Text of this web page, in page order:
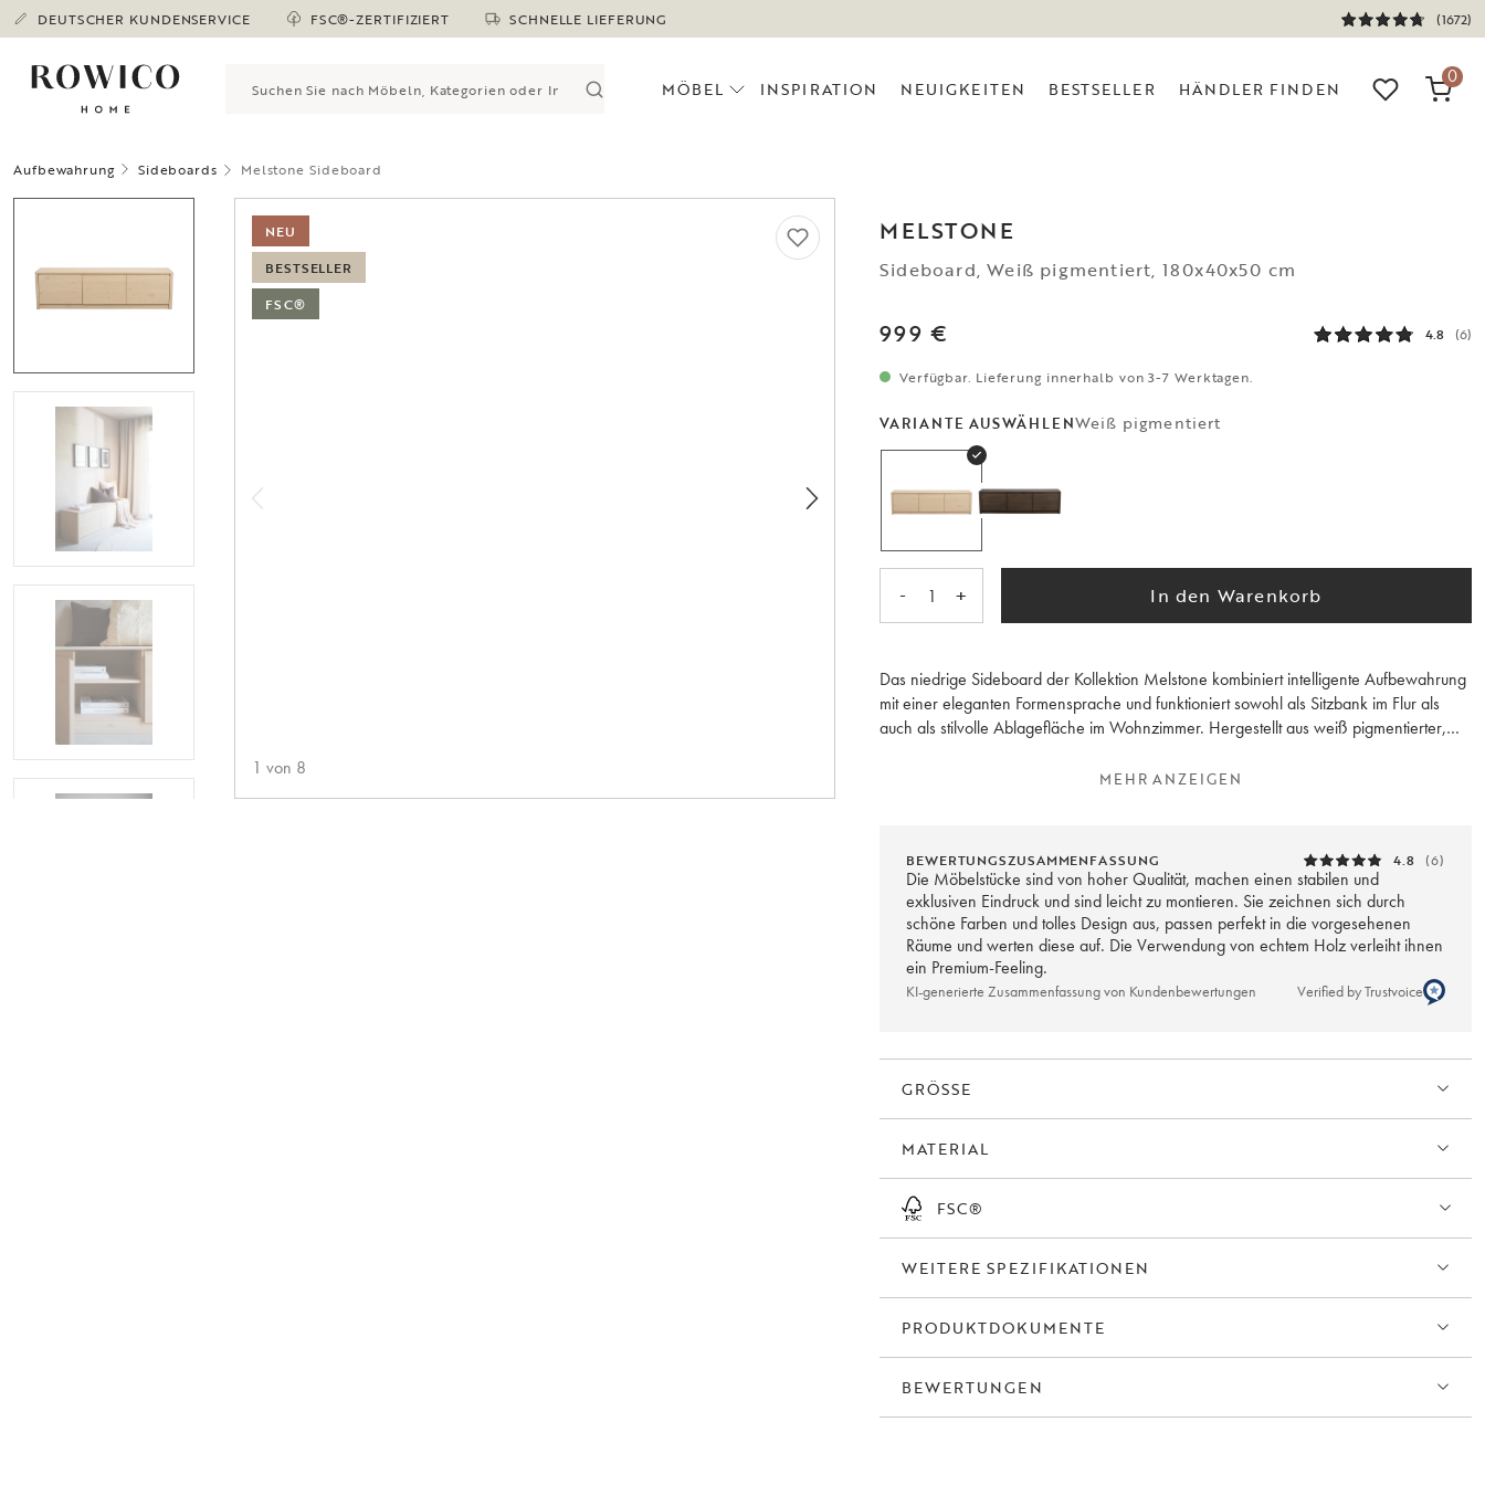
DEUTSCHER KUNDENSERVICE FSC®-ZERTIFIZIERT SCHNELLE LIEFERUNG (1672)
MÖBEL INSPIRATION NEUIGKEITEN BESTSELLER HÄNDLER FINDEN
0
Aufbewahrung Sideboards Melstone Sideboard
NEU
BESTSELLER
FSC®
1 von 8
MELSTONE
Sideboard, Weiß pigmentiert, 180x40x50 cm
999 € 4.8 (6)
Verfügbar. Lieferung innerhalb von 3-7 Werktagen.
VARIANTE AUSWÄHLENWeiß pigmentiert
- 1 + In den Warenkorb
Das niedrige Sideboard der Kollektion Melstone kombiniert intelligente Aufbewahrung
mit einer eleganten Formensprache und funktioniert sowohl als Sitzbank im Flur als
auch als stilvolle Ablagefläche im Wohnzimmer. Hergestellt aus weiß pigmentierter,
Ecken strahlt das Möbelstück Wärme und Handwerkskunst aus. Das durchgehende
Griffe aus massivem Holz fügen sich nahtlos in das Design ein. Das Sideboard ruht auf
einem erhöhten Rahmen, der trotz seiner robusten Konstruktion einen leichten
Eindruck vermittelt.
Alle Türen haben eine Soft-Close-Funktion, die im Alltag ein leises und geschmeidiges
Gefühl vermittelt.
MEHR ANZEIGEN
BEWERTUNGSZUSAMMENFASSUNG 4.8 (6)
Die Möbelstücke sind von hoher Qualität, machen einen stabilen und
exklusiven Eindruck und sind leicht zu montieren. Sie zeichnen sich durch
schöne Farben und tolles Design aus, passen perfekt in die vorgesehenen
Räume und werten diese auf. Die Verwendung von echtem Holz verleiht ihnen
ein Premium-Feeling.
KI-generierte Zusammenfassung von Kundenbewertungen Verified by Trustvoice
GRÖSSE
MATERIAL
FSC®
WEITERE SPEZIFIKATIONEN
PRODUKTDOKUMENTE
BEWERTUNGEN